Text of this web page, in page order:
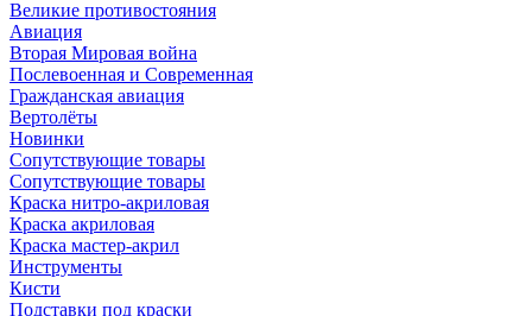
Великие противостояния
Авиация
Вторая Мировая война
Послевоенная и Современная
Гражданская авиация
Вертолёты
Новинки
Сопутствующие товары
Сопутствующие товары
Краска нитро-акриловая
Краска акриловая
Краска мастер-акрил
Инструменты
Кисти
Подставки под краски